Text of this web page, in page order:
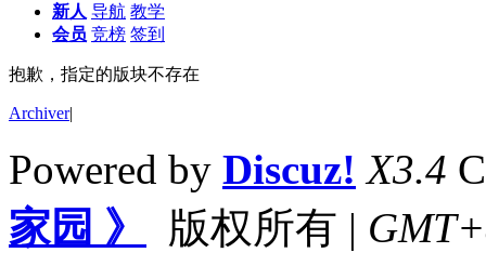
新人 导航 教学
会员 竞榜 签到
抱歉，指定的版块不存在
Archiver|
Powered by Discuz! X3.4
家园 》
版权所有 |